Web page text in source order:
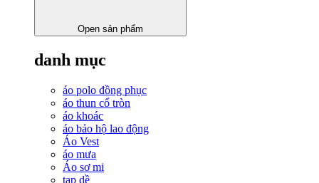
Open sản phẩm
danh mục
áo polo đồng phục
áo thun cổ tròn
áo khoác
áo bảo hộ lao động
Áo Vest
áo mưa
Áo sơ mi
tạp dề